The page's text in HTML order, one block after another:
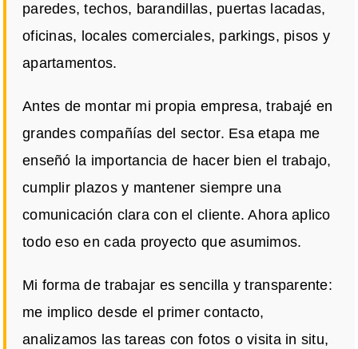
paredes, techos, barandillas, puertas lacadas,
oficinas, locales comerciales, parkings, pisos y
apartamentos.
Antes de montar mi propia empresa, trabajé en
grandes compañías del sector. Esa etapa me
enseñó la importancia de hacer bien el trabajo,
cumplir plazos y mantener siempre una
comunicación clara con el cliente. Ahora aplico
todo eso en cada proyecto que asumimos.
Mi forma de trabajar es sencilla y transparente:
me implico desde el primer contacto,
analizamos las tareas con fotos o visita in situ,